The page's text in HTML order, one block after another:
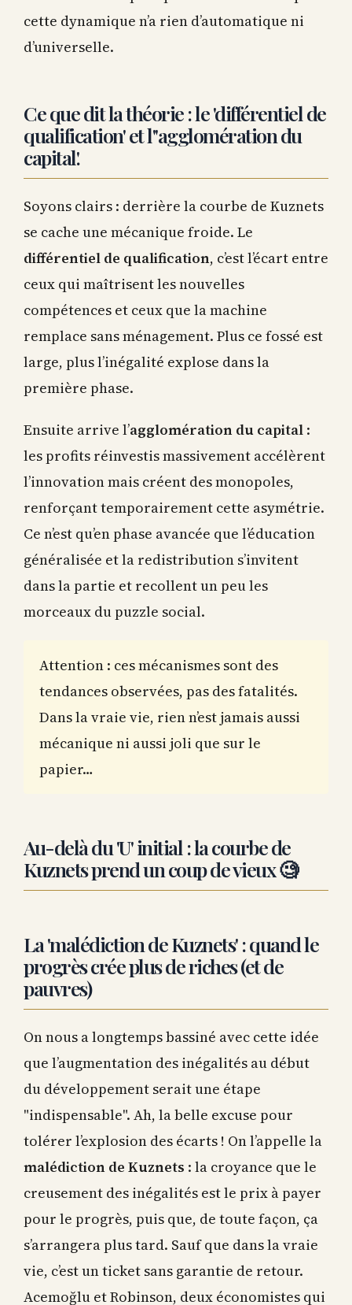
cette dynamique n’a rien d’automatique ni
d’universelle.
Ce que dit la théorie : le 'différentiel de
qualification' et l''agglomération du
capital'.
Soyons clairs : derrière la courbe de Kuznets
se cache une mécanique froide. Le
différentiel de qualification , c’est l’écart entre
ceux qui maîtrisent les nouvelles
compétences et ceux que la machine
remplace sans ménagement. Plus ce fossé est
large, plus l’inégalité explose dans la
première phase.
Ensuite arrive l’agglomération du capital :
les profits réinvestis massivement accélèrent
l’innovation mais créent des monopoles,
renforçant temporairement cette asymétrie.
Ce n’est qu’en phase avancée que l’éducation
généralisée et la redistribution s’invitent
dans la partie et recollent un peu les
morceaux du puzzle social.
Attention : ces mécanismes sont des
tendances observées, pas des fatalités.
Dans la vraie vie, rien n’est jamais aussi
mécanique ni aussi joli que sur le
papier…
Au-delà du 'U' initial : la courbe de
Kuznets prend un coup de vieux 🧐
La 'malédiction de Kuznets' : quand le
progrès crée plus de riches (et de
pauvres)
On nous a longtemps bassiné avec cette idée
que l’augmentation des inégalités au début
du développement serait une étape
"indispensable". Ah, la belle excuse pour
tolérer l’explosion des écarts ! On l’appelle la
malédiction de Kuznets : la croyance que le
creusement des inégalités est le prix à payer
pour le progrès, puis que, de toute façon, ça
s’arrangera plus tard. Sauf que dans la vraie
vie, c’est un ticket sans garantie de retour.
Acemoğlu et Robinson, deux économistes qui